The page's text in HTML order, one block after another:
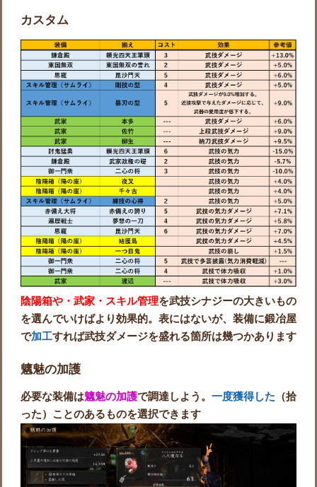
カスタム
陰陽箱や・武家・スキル管理を武技シナジーの大きいもの
を選んでいけばより効果的。表にはないが、装備に鍛冶屋
で加工すれば武技ダメージを盛れる箇所は幾つかあります
魑魅の加護
必要な装備は魑魅の加護で調達しよう。 一度獲得した （拾
った）ことのあるものを選択できます